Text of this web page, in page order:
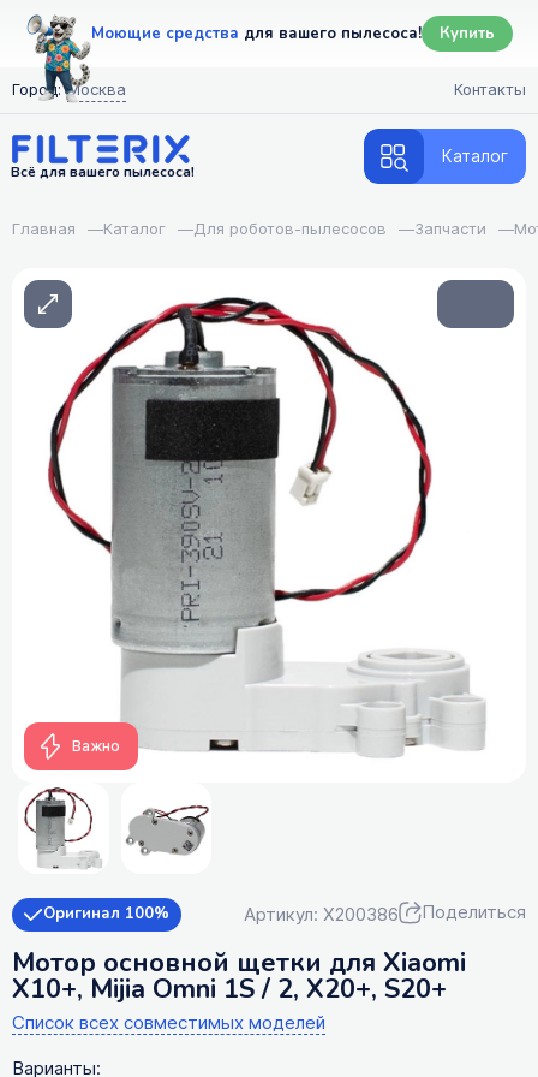
Моющие средства для вашего пылесоса! Купить
Город: Москва Контакты
Всё для вашего пылесоса!
Каталог
Главная —Каталог —Для роботов-пылесосов —Запчасти —
Важно
Оригинал 100% Артикул: X200386 Поделиться
Мотор основной щетки для Xiaomi
X10+, Mijia Omni 1S / 2, X20+, S20+
Список всех совместимых моделей
Варианты: